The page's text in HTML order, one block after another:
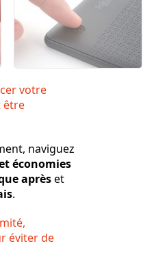
votre
être
naviguez
économies
aprèset
.
éviter de